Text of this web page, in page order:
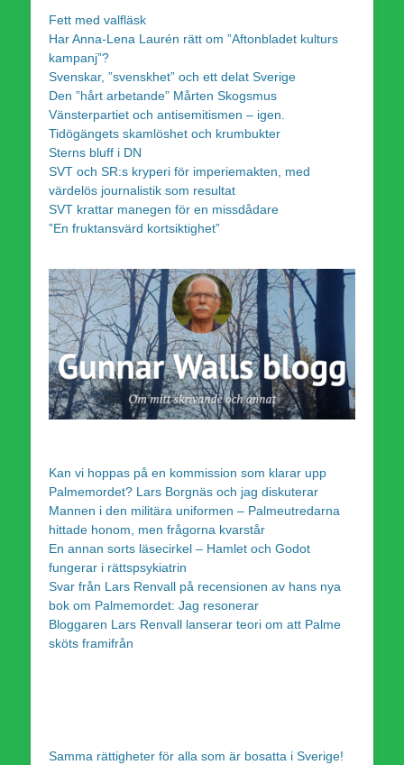
Fett med valfläsk
Har Anna-Lena Laurén rätt om ”Aftonbladet kulturs
kampanj”?
Svenskar, ”svenskhet” och ett delat Sverige
Den ”hårt arbetande” Mårten Skogsmus
Vänsterpartiet och antisemitismen – igen.
Tidögängets skamlöshet och krumbukter
Sterns bluff i DN
SVT och SR:s kryperi för imperiemakten, med
värdelös journalistik som resultat
SVT krattar manegen för en missdådare
”En fruktansvärd kortsiktighet”
Kan vi hoppas på en kommission som klarar upp
Palmemordet? Lars Borgnäs och jag diskuterar
Mannen i den militära uniformen – Palmeutredarna
hittade honom, men frågorna kvarstår
En annan sorts läsecirkel – Hamlet och Godot
fungerar i rättspsykiatrin
Svar från Lars Renvall på recensionen av hans nya
bok om Palmemordet: Jag resonerar
Bloggaren Lars Renvall lanserar teori om att Palme
sköts framifrån
Samma rättigheter för alla som är bosatta i Sverige!